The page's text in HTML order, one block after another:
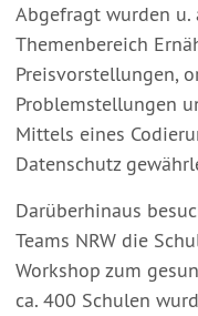
Abgefragt wurden u.
Themenbereich
Preisvorstellungen,
Problemstellungen
Mittels eines
Datenschutz
Darüberhinaus
Teams NRW die
Workshop zum
ca. 400 Schulen